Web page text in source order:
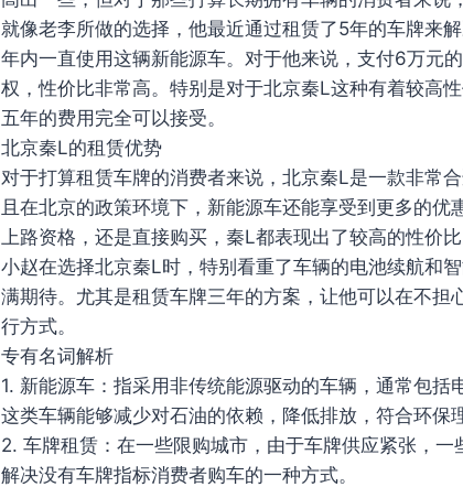
就像老李所做的选择，他最近通过租赁了5年的车牌来
年内一直使用这辆新能源车。对于他来说，支付6万元
权，性价比非常高。特别是对于北京秦L这种有着较高
五年的费用完全可以接受。
北京秦L的租赁优势
对于打算租赁车牌的消费者来说，北京秦L是一款非常
且在北京的政策环境下，新能源车还能享受到更多的
上路资格，还是直接购买，秦L都表现出了较高的性价比
小赵在选择北京秦L时，特别看重了车辆的电池续航和
满期待。尤其是租赁车牌三年的方案，让他可以在不担
行方式。
专有名词解析
1. 新能源车：指采用非传统能源驱动的车辆，通常包括
这类车辆能够减少对石油的依赖，降低排放，符合环保
2. 车牌租赁：在一些限购城市，由于车牌供应紧张，
解决没有车牌指标消费者购车的一种方式。